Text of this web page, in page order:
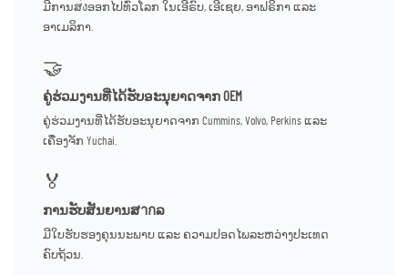
ມີການສ่งອອກໄປທົ່ວໂລກ ໃນເອີຣົບ, ເອີເຊຍ, ອາຟຣິກາ ແລະ
ອາເມລິກາ.
🤝
ຄູ່ຮ່ວມງານທີ່ໄດ້ຮັບອະນຸຍາດຈາກ OEM
ຄູ່ຮ່ວມງານທີ່ໄດ້ຮັບອະນຸຍາດຈາກ Cummins, Volvo, Perkins ແລະ
ເຄື່ອງຈັກ Yuchai.
🏅
ການຮັບສັນຍານສากລ
ມີໃບຮັບຮອງຄຸນນະພາບ ແລະ ຄວາມປອດໄພລະຫວ່າງປະເທດ
ຄົບຖ້ວນ.